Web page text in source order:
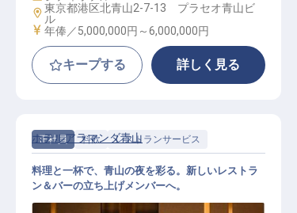
勤務地
東京都港区北青山2-7-13 プラセオ青山ビ
ル
給与
年俸／5,000,000円～6,000,000円
キープする 詳しく見る
正社員 料飲 レストランサービス
ホテルアラマンダ青山
料理と一杯で、青山の夜を彩る。新しいレストラ
ン＆バーの立ち上げメンバーへ。